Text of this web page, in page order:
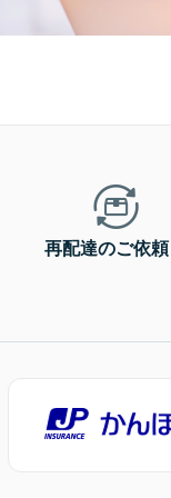
再配達のご依頼